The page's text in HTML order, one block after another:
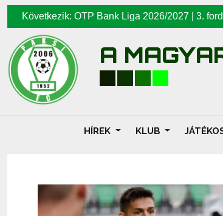
Következik: OTP Bank Liga 2026/2027 | 3.
A
HÍREK KLUB